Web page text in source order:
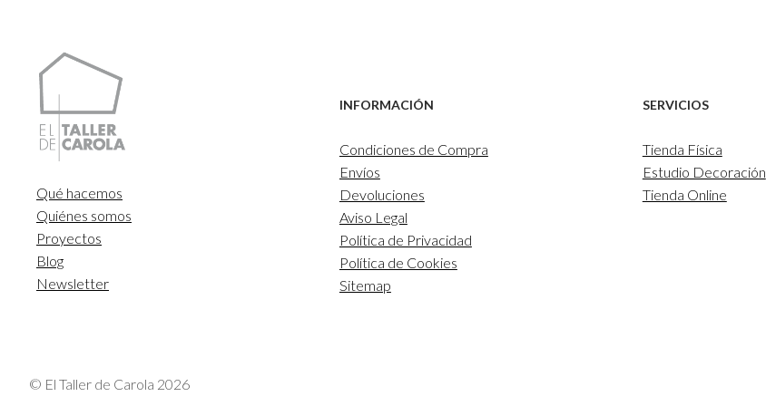
Qué hacemos
Quiénes somos
Proyectos
Blog
Newsletter
INFORMACIÓN
Condiciones de Compra
Envíos
Devoluciones
Aviso Legal
Política de Privacidad
Política de Cookies
Sitemap
SERVICIOS
Tienda Física
Estudio Decoración
Tienda Online
© El Taller de Carola 2026